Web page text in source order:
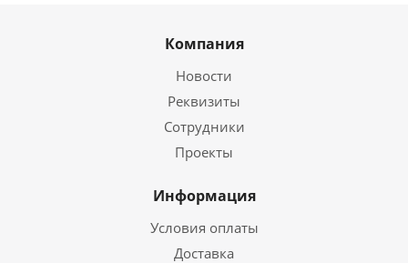
Компания
Новости
Реквизиты
Сотрудники
Проекты
Информация
Условия оплаты
Доставка